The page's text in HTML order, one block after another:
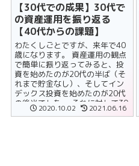
【30代での成果】30代で
の資産運用を振り返る
【40代からの課題】
わたくしごとですが、来年で40
歳になります。 資産運用の観点
で簡単に振り返ってみると、投
資を始めたのが20代の半ば（そ
れまで貯金なし）、そしてイン
デックス投資を始めたのが20代
の後半でした。 それに対して30
代の資産運用はどうだった
2020.10.02 2021.06.16